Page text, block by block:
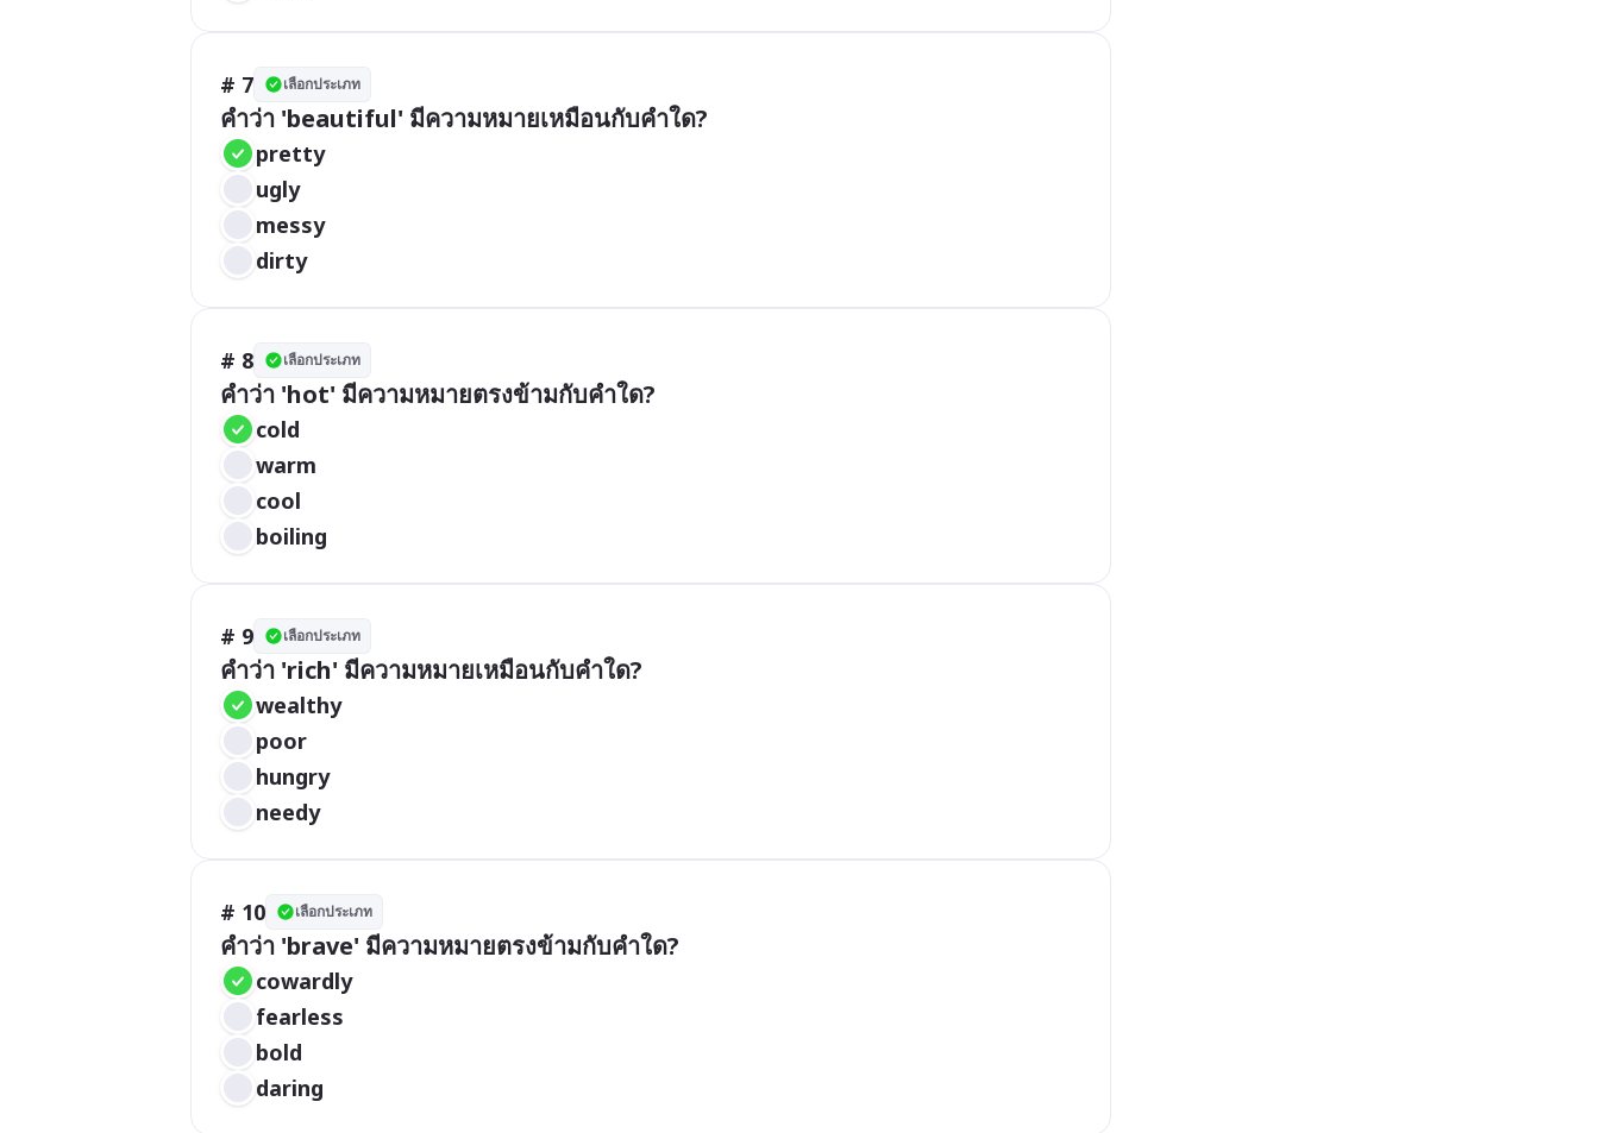
# 7 เลือกประเภท
คำว่า 'beautiful' มีความหมายเหมือนกับคำใด?
pretty
ugly
messy
dirty
# 8 เลือกประเภท
คำว่า 'hot' มีความหมายตรงข้ามกับคำใด?
cold
warm
cool
boiling
# 9 เลือกประเภท
คำว่า 'rich' มีความหมายเหมือนกับคำใด?
wealthy
poor
hungry
needy
# 10 เลือกประเภท
คำว่า 'brave' มีความหมายตรงข้ามกับคำใด?
cowardly
fearless
bold
daring